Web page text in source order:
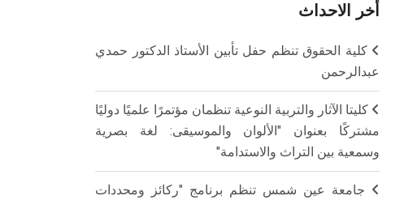
أخر الاحداث
كلية الحقوق تنظم حفل تأبين الأستاذ الدكتور حمدي
عبدالرحمن
كليتا الآثار والتربية النوعية تنظمان مؤتمرًا علميًا دوليًا
مشتركًا بعنوان "الألوان والموسيقى: لغة بصرية
وسمعية بين التراث والاستدامة"
جامعة عين شمس تنظم برنامج "ركائز ومحددات